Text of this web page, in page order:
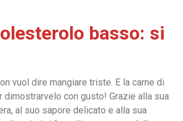
basso: si
vuol dire mangiare triste. E la carne di
dimostrarvelo con gusto! Grazie alla sua
al suo sapore delicato e alla sua